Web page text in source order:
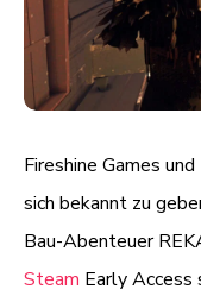
Fireshine Games
sich bekannt zu
Bau-Abenteuer
Steam Early